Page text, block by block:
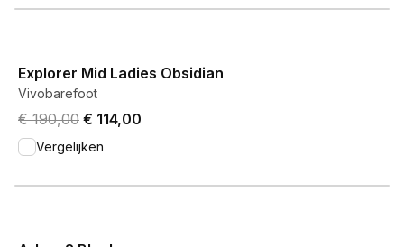
Explorer Mid Ladies Obsidian
Vivobarefoot
Original price was € 190,00.
€ 190,00 Current price is € 114,00.
€ 114,00
Vergelijken